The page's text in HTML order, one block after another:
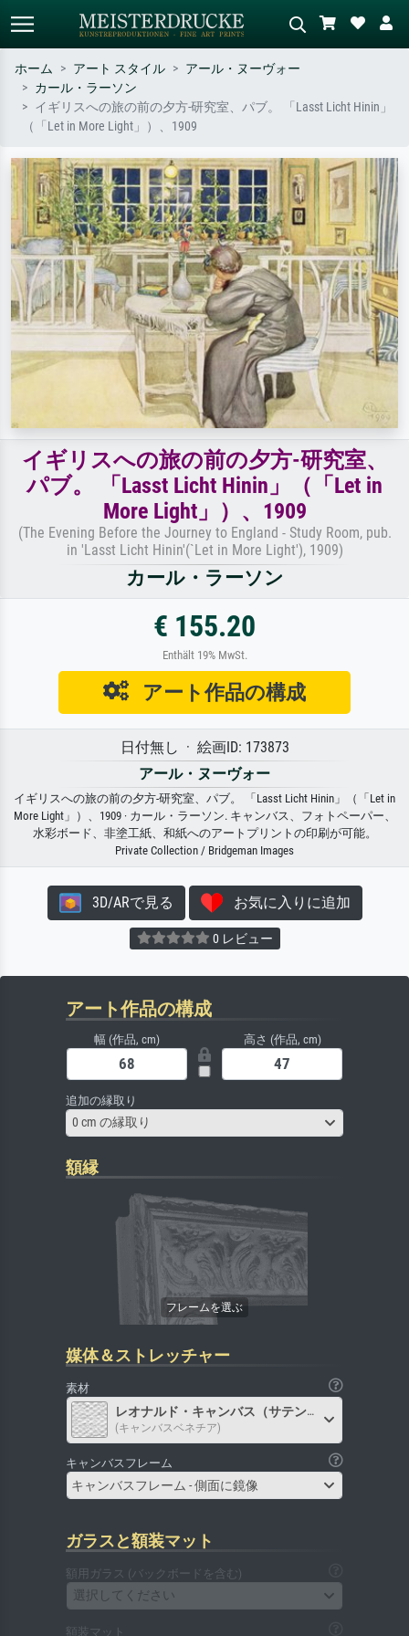
標準検索 AI画像検索
作家名・作品名・スタイルで検索
斎の波、ヌード。
油絵、木のそばの立ち姿のヌー
ド。
ホーム アート スタイル
アール・ヌーヴォー
カール・ラーソン
イギリスへの旅の前の夕方-研究室、パブ。 「Lasst Licht Hinin」
（「Let in More Light」）、1909
イギリスへの旅の前の夕方-研究室、
パブ。 「Lasst Licht Hinin」（「Let in
More Light」）、1909
(The Evening Before the Journey to England - Study Room, pub.
in 'Lasst Licht Hinin'(`Let in More Light'), 1909)
カール・ラーソン
€ 155.20
Enthält 19% MwSt.
アート作品の構成
日付無し · 絵画ID: 173873
アール・ヌーヴォー
イギリスへの旅の前の夕方-研究室、パブ。 「Lasst Licht Hinin」（「Let in
More Light」）、1909 · カール・ラーソン. キャンバス、フォトペーパー、
水彩ボード、非塗工紙、和紙へのアートプリントの印刷が可能。
Private Collection / Bridgeman Images
3D/ARで見る お気に入りに追加
0 レビュー
アート作品の構成
幅 (作品, cm) 高さ (作品, cm)
追加の縁取り
0 cm の縁取り
額縁
媒体＆ストレッチャー
素材
レオナルド・キャンバス（サテン）
(キャンバスベネチア)
キャンバスフレーム
キャンバスフレーム - 側面に鏡像
ガラスと額装マット
額用ガラス (バックボードを含む)
選択してください
額装マット